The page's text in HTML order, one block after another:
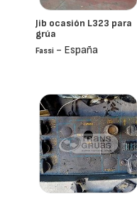
Jib ocasión L323 para
grúa
Fassi - España